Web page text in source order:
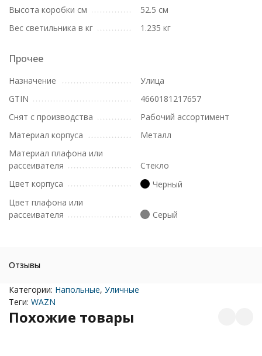
Высота коробки см
52.5 см
Вес светильника в кг
1.235 кг
Прочее
Назначение
Улица
GTIN
4660181217657
Снят с производства
Рабочий ассортимент
Материал корпуса
Металл
Материал плафона или
рассеивателя
Стекло
Цвет корпуса
Черный
Цвет плафона или
рассеивателя
Серый
Отзывы
Категории: Напольные, Уличные
Теги: WAZN
Похожие товары